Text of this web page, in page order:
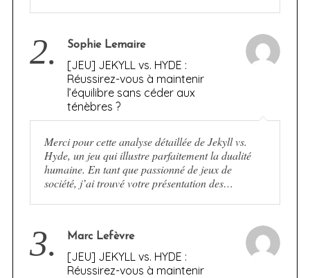
2. Sophie Lemaire
[JEU] JEKYLL vs. HYDE :
Réussirez-vous à maintenir
l’équilibre sans céder aux
ténèbres ?
Merci pour cette analyse détaillée de Jekyll vs.
Hyde, un jeu qui illustre parfaitement la dualité
humaine. En tant que passionné de jeux de
société, j’ai trouvé votre présentation des…
3. Marc Lefèvre
[JEU] JEKYLL vs. HYDE :
Réussirez-vous à maintenir